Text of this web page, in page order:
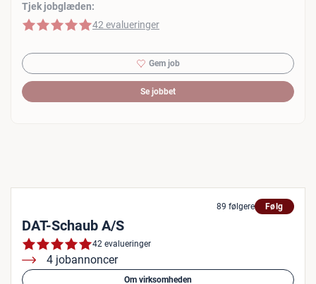
Tjek jobglæden:
5 af 5 stjerner
42 evalueringer
Gem job
Se jobbet
89 følgere Følg
DAT-Schaub A/S
42 evalueringer
4 jobannoncer
Om virksomheden